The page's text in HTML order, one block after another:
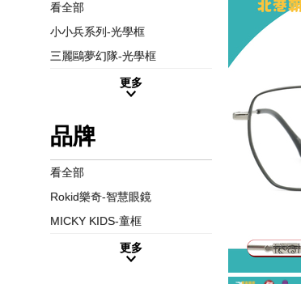
看全部
小小兵系列-光學框
三麗鷗夢幻隊-光學框
更多
品牌
看全部
Rokid樂奇-智慧眼鏡
MICKY KIDS-童框
更多